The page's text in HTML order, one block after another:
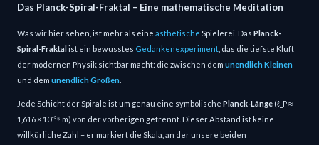
Das Planck-Spiral-Fraktal – Eine mathematische Meditation
Was wir hier sehen, ist mehr als eine ästhetische Spielerei. Das Planck-
Spiral-Fraktal ist ein bewusstes Gedankenexperiment , das die tiefste Kluft
der modernen Physik sichtbar macht: die zwischen dem unendlich Kleinen
und dem unendlich Großen
Jede Schicht der Spirale ist um genau eine symbolische Planck-Länge (ℓ_P ≈
1,616 × 10⁻³⁵ m) von der vorherigen getrennt. Dieser Abstand ist keine
willkürliche Zahl – er markiert die Skala, an der unsere beiden